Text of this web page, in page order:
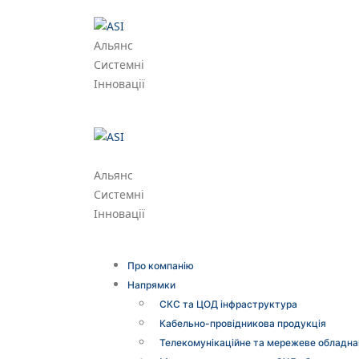
Альянс
Системні
Інновації
Альянс
Системні
Інновації
Про компанію
Напрямки
СКС та ЦОД інфраструктура
Кабельно-провідникова продукція
Телекомунікаційне та мережеве